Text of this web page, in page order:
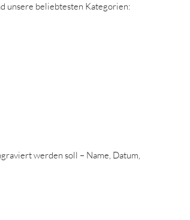
unsere beliebtesten Kategorien:
werden soll – Name, Datum,